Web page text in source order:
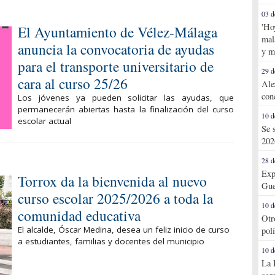
El Ayuntamiento de Vélez-Málaga
anuncia la convocatoria de ayudas
para el transporte universitario de
cara al curso 25/26
Los jóvenes ya pueden solicitar las ayudas, que
permanecerán abiertas hasta la finalización del curso
escolar actual
Torrox da la bienvenida al nuevo
curso escolar 2025/2026 a toda la
comunidad educativa
El alcalde, Óscar Medina, desea un feliz inicio de curso
a estudiantes, familias y docentes del municipio
03
y
29
10
Se
28
10
10
La